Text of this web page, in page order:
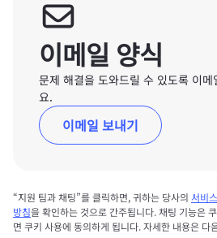
이메일 양식
문제 해결을 도와드릴 수 있도록 이
요.
이메일 보내기
“지원 팀과 채팅”를 클릭하면, 귀하는 당사의 서비
방침을 확인하는 것으로 간주됩니다. 채팅 기능은
면 쿠키 사용에 동의하게 됩니다. 자세한 내용은 다